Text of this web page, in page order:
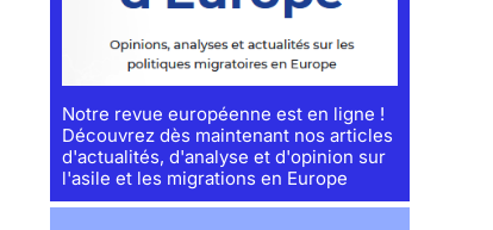
Notre revue européenne est en ligne !
Découvrez dès maintenant nos articles
d'actualités, d'analyse et d'opinion sur
l'asile et les migrations en Europe